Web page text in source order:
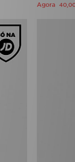
Agora